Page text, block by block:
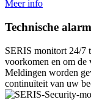
Meer info
Technische
SERIS monitort 24/7
voorkomen en om de
Meldingen worden
continuïteit van uw